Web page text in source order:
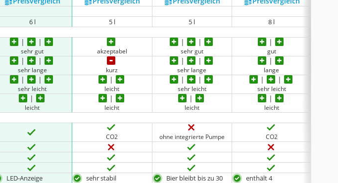
6 l 5 l 5 l 8 l
sehr gut akzeptabel sehr gut gut
sehr lange kurz sehr lange lange
sehr leicht leicht sehr leicht sehr leicht
leicht leicht leicht leicht
CO2 ohne integrierte Pumpe CO2
LED-Anzeige
sehr stabil
Bier bleibt bis zu 30
enthält 4